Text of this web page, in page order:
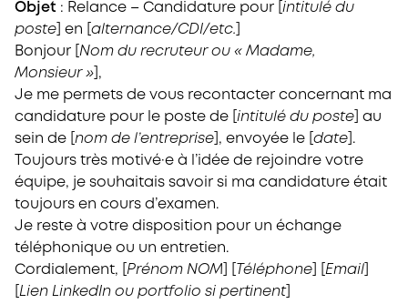
Objet : Relance – Candidature pour [ intitulé du
poste ] en [ alternance/CDI/etc.
Bonjour [ Nom du recruteur ou « Madame,
Monsieur » ],
Je me permets de vous recontacter concernant ma
candidature pour le poste de [ intitulé du poste ] au
sein de [ nom de l’entreprise ], envoyée le [ date ].
Toujours très motivé·e à l’idée de rejoindre votre
équipe, je souhaitais savoir si ma candidature était
toujours en cours d’examen.
Je reste à votre disposition pour un échange
téléphonique ou un entretien.
Cordialement, [ Prénom NOM Téléphone Email
Lien LinkedIn ou portfolio si pertinent]